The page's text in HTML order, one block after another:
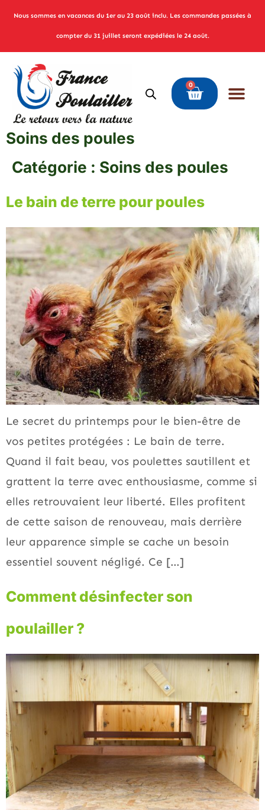
Nous sommes en vacances du 1er au 23 août inclu. Les commandes passées à
compter du 31 juillet seront expédiées le 24 août.
0
Soins des poules
Catégorie : Soins des poules
Le bain de terre pour poules
Le secret du printemps pour le bien-être de
vos petites protégées : Le bain de terre.
Quand il fait beau, vos poulettes sautillent et
grattent la terre avec enthousiasme, comme si
elles retrouvaient leur liberté. Elles profitent
de cette saison de renouveau, mais derrière
leur apparence simple se cache un besoin
essentiel souvent négligé. Ce […]
Comment désinfecter son
poulailler ?